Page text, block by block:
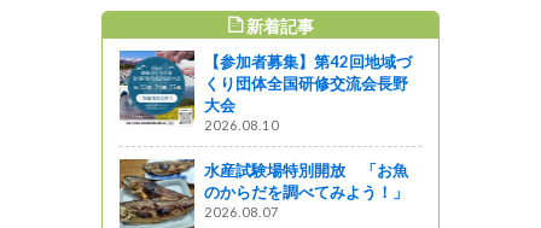
新着記事
【参加者募集】第42回地域づ
くり団体全国研修交流会長野
大会
2026.08.10
水産試験場特別開放 「お魚
のからだを調べてみよう！」
2026.08.07